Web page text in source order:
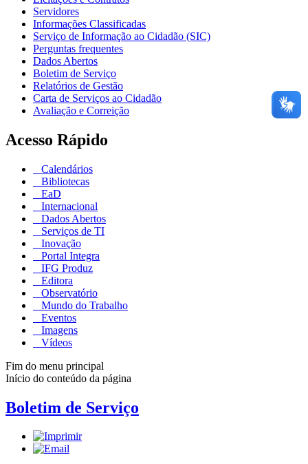
Servidores
Informações Classificadas
Serviço de Informação ao Cidadão (SIC)
Perguntas frequentes
Dados Abertos
Boletim de Serviço
Relatórios de Gestão
Carta de Serviços ao Cidadão
Avaliação e Correição
Acesso Rápido
Calendários
Bibliotecas
EaD
Internacional
Dados Abertos
Serviços de TI
Inovação
Portal Integra
IFG Produz
Editora
Observatório
Mundo do Trabalho
Eventos
Imagens
Vídeos
Fim do menu principal
Início do conteúdo da página
Boletim de Serviço